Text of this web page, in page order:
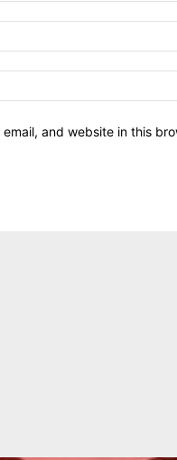
email, and website in this